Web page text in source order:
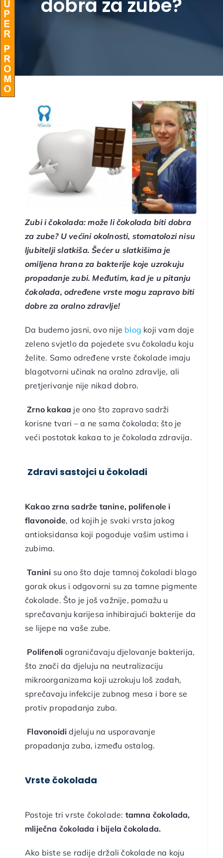
dobra za zube?
Zubi i čokolada: može li čokolada biti dobra
za zube? U većini okolnosti, stomatolozi nisu
ljubitelji slatkiša. Šećer u slatkišima je
omiljena hrana za bakterije koje uzrokuju
propadanje zubi. Međutim, kad je u pitanju
čokolada, određene vrste mogu zapravo biti
dobre za oralno zdravlje!
Da budemo jasni, ovo nije blog koji vam daje
zeleno svjetlo da pojedete svu čokoladu koju
želite. Samo određene vrste čokolade imaju
blagotvorni učinak na oralno zdravlje, ali
pretjerivanje nije nikad dobro.
Zrno kakaa je ono što zapravo sadrži
korisne tvari – a ne sama čokolada; što je
veći postotak kakaa to je čokolada zdravija.
Zdravi sastojci u čokoladi
Kakao zrna sadrže tanine, polifenole i
flavonoide, od kojih je svaki vrsta jakog
antioksidansa koji pogoduje vašim ustima i
zubima.
Tanini su ono što daje tamnoj čokoladi blago
gorak okus i odgovorni su za tamne pigmente
čokolade. Što je još važnije, pomažu u
sprečavanju karijesa inhibirajući bakterije da
se lijepe na vaše zube.
Polifenoliograničavaju djelovanje bakterija,
što znači da djeluju na neutralizaciju
mikroorganizama koji uzrokuju loš zadah,
sprečavaju infekcije zubnog mesa i bore se
protiv propadanja zuba.
Flavonoidi djeluju na usporavanje
propadanja zuba, između ostalog.
Vrste čokolada
Postoje tri vrste čokolade: tamna čokolada,
mliječna čokolada i bijela čokolada.
Ako biste se radije držali čokolade na koju